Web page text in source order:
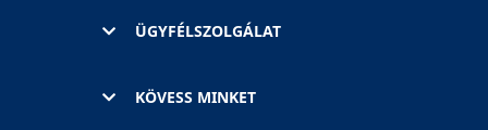
ÜGYFÉLSZOLGÁLAT
KÖVESS MINKET